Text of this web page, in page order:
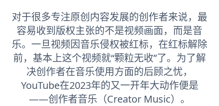
对于很多专注原创内容发展的创作者来说，最
容易收到版权主张的不是视频画面，而是音
乐。一旦视频因音乐侵权被红标，在红标解除
前，基本上这个视频就“颗粒无收”了。为了解
决创作者在音乐使用方面的后顾之忧，
YouTube在2023年的又一开年大动作便是
——创作者音乐（Creator Music）。